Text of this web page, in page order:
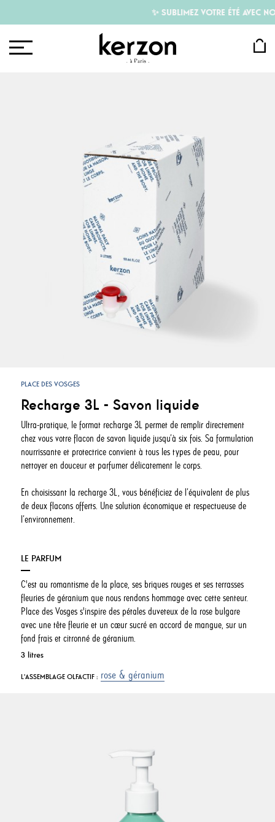
✨ SUBLIMEZ VOTRE ÉTÉ AVEC
PLACE DES VOSGES
Recharge 3L - Savon liquide
Ultra-pratique, le format recharge 3L permet de remplir directement
chez vous votre flacon de savon liquide jusqu’à six fois. Sa formulation
nourrissante et protectrice convient à tous les types de peau, pour
nettoyer en douceur et parfumer délicatement le corps.
En choisissant la recharge 3L, vous bénéficiez de l’équivalent de plus
de deux flacons offerts. Une solution économique et respectueuse de
l’environnement.
LE PARFUM
C'est au romantisme de la place, ses briques rouges et ses terrasses
fleuries de géranium que nous rendons hommage avec cette senteur.
Place des Vosges s'inspire des pétales duveteux de la rose bulgare
avec une tête fleurie et un cœur sucré en accord de mangue, sur un
fond frais et citronné de géranium.
3 litres
L'ASSEMBLAGE OLFACTIF : rose & géranium